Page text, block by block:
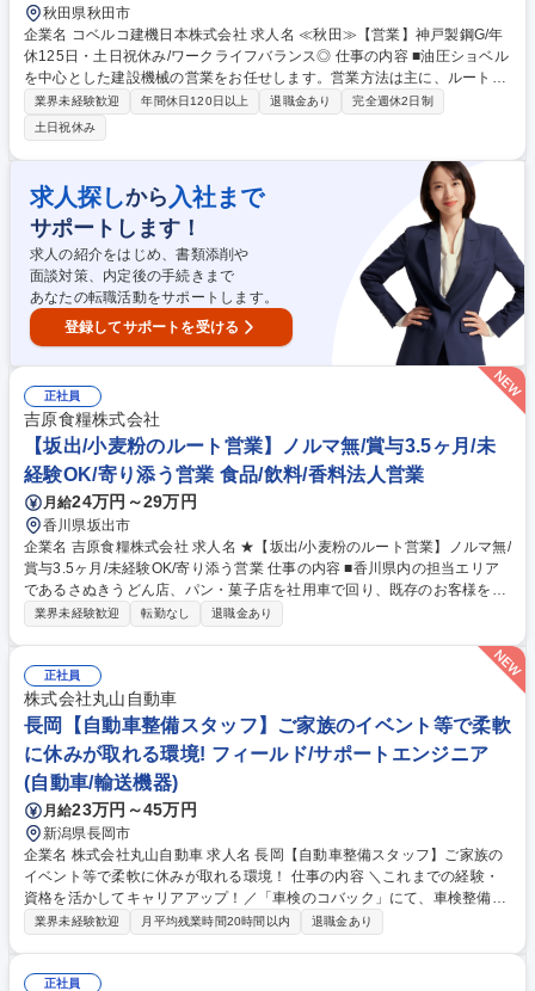
秋田県秋田市
企業名 コベルコ建機日本株式会社 求人名 ≪秋田≫【営業】神戸製鋼G/年
休125日・土日祝休み/ワークライフバランス◎ 仕事の内容 ■油圧ショベル
を中心とした建設機械の営業をお任せします。営業方法は主に、ルート営
業となり、建設会社や建機のレンタル会社等を対象にコベルコ建機製の建
設機械を販売します。 既存のお客様が中心になる為、買い替えの提案がメ
インとなります。他にも、新規のお客様への開拓営業や、販売代理店のフ
ォローを行います。建設機械の販売においては、販売後も機械が問題なく
稼働できるように社内の整備部門と連携して顧客のサポートを行います。
目標管理については、実績に応じて営業所単位の目標から個人目標に販売
台数が割り振られます。 募集職種 ≪秋田≫【営業】神戸製鋼G/年休125
日・土日祝休み/ワークライフバランス◎
業界未経験歓迎 年間休日120日以上 退職金あり
完全週休2日制
土日祝休み
求人探しから 入社まで
サポートします！
求人の紹介をはじめ、書類添削や
面談対策、内定後の手続きまで
あなたの転職活動をサポートします。
登録してサポートを受ける
正社員
吉原食糧株式会社
【坂出/小麦粉のルート営業】ノルマ無/賞与3.5ヶ月/未
経験OK/寄り添う営業 食品/飲料/香料法人営業
月給24万円～29万円
香川県坂出市
企業名 吉原食糧株式会社 求人名 ★【坂出/小麦粉のルート営業】ノルマ無/
賞与3.5ヶ月/未経験OK/寄り添う営業 仕事の内容 ■香川県内の担当エリア
であるさぬきうどん店、パン・菓子店を社用車で回り、既存のお客様を中
心に定期訪問を行います。最初は同行をしながら営業上司が十分なサポー
食文化の創造に邁進してきました。 伝統の技術を守り続ける一方、独自の
製粉技術による「ハイブリッド小麦粉」の開発、更には「健康機能性」に
着目した新ジャンルの開拓等、様々な挑戦をしてきました。結果、経済産
業省の「地域未来牽引企業」にも選ばれ、香川から全国へ、そして未来へ
と新しい食の可能性を発信し続けています。弊社の製品を市場に広げてみ
ませんか？ 募集職種 ★【坂出/小麦粉のルート営業】ノルマ無/賞与3.5ヶ
月/未経験OK/寄り添う営業
業界未経験歓迎 転勤なし 退職金あり
正社員
株式会社丸山自動車
長岡【自動車整備スタッフ】ご家族のイベント等で柔軟
に休みが取れる環境! フィールド/サポートエンジニア
(自動車/輸送機器)
月給23万円～45万円
新潟県長岡市
企業名 株式会社丸山自動車 求人名 長岡【自動車整備スタッフ】ご家族の
イベント等で柔軟に休みが取れる環境！ 仕事の内容 ＼これまでの経験・
資格を活かしてキャリアアップ！／「車検のコバック」にて、車検整備、
一般修理、点検業務全般をお任せします。複数名での分担作業で負担も少
せします。★1台を複数名で分担するため、一人に業務が集中することは
業界未経験歓迎 月平均残業時間20時間以内 退職金あり
正社員